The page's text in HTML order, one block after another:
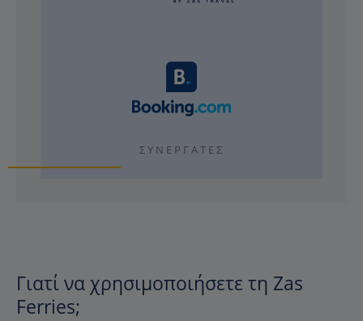
ΣΥΝΕΡΓΆΤΕΣ
Γιατί να χρησιμοποιήσετε τη Zas
Ferries;